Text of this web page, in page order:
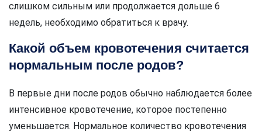
слишком сильным или продолжается дольше 6
недель, необходимо обратиться к врачу.
Какой объем кровотечения считается
нормальным после родов?
В первые дни после родов обычно наблюдается более
интенсивное кровотечение, которое постепенно
уменьшается. Нормальное количество кровотечения